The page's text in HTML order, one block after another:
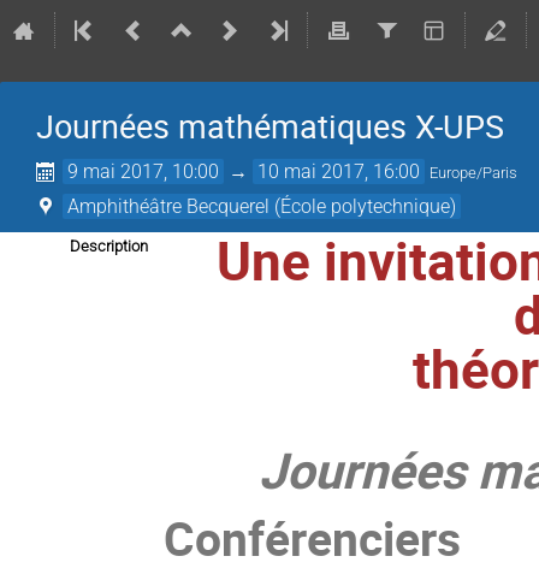
Journées mathématiques X-UPS
9 mai 2017, 10:00 → 10 mai 2017, 16:00 Europe/Paris
Amphithéâtre Becquerel (École polytechnique)
Description Une
Journées
Conférenciers